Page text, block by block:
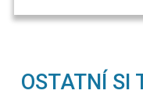
OSTATNÍ SI